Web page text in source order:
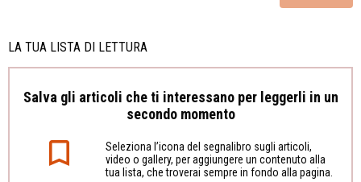
LA TUA LISTA DI LETTURA
Salva gli articoli che ti interessano per leggerli in un
secondo momento
Seleziona l’icona del segnalibro sugli articoli,
video o gallery, per aggiungere un contenuto alla
tua lista, che troverai sempre in fondo alla pagina.